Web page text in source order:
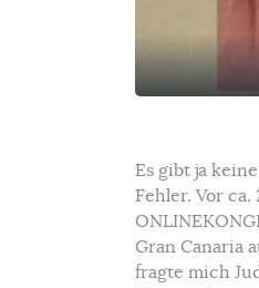
Es gibt ja
Fehler. Vor
Gran Canaria
fragte mich